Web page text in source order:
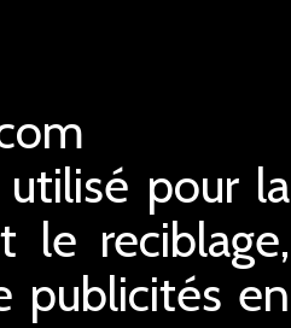
pour la
le reciblage,
publicités en